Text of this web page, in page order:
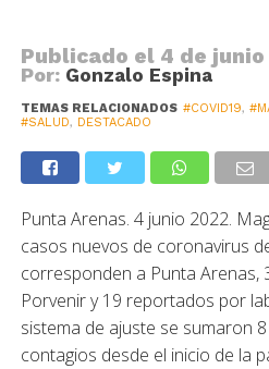
Publicado el 4 de junio
Por: Gonzalo Espina
TEMAS RELACIONADOS #COVID19,
#SALUD, DESTACADO
Punta Arenas. 4 junio 2022.
casos nuevos de coronavirus
corresponden a Punta Arenas,
Porvenir y 19 reportados por
sistema de ajuste se sumaron
contagios desde el inicio de la